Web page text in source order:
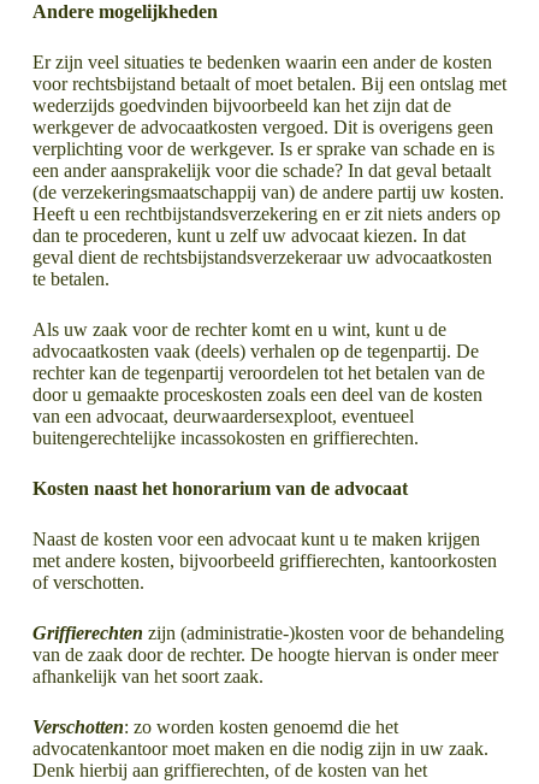
Andere mogelijkheden
Er zijn veel situaties te bedenken waarin een ander de kosten
voor rechtsbijstand betaalt of moet betalen. Bij een ontslag met
wederzijds goedvinden bijvoorbeeld kan het zijn dat de
werkgever de advocaatkosten vergoed. Dit is overigens geen
verplichting voor de werkgever. Is er sprake van schade en is
een ander aansprakelijk voor die schade? In dat geval betaalt
(de verzekeringsmaatschappij van) de andere partij uw kosten.
Heeft u een rechtbijstandsverzekering en er zit niets anders op
dan te procederen, kunt u zelf uw advocaat kiezen. In dat
geval dient de rechtsbijstandsverzekeraar uw advocaatkosten
te betalen.
Als uw zaak voor de rechter komt en u wint, kunt u de
advocaatkosten vaak (deels) verhalen op de tegenpartij. De
rechter kan de tegenpartij veroordelen tot het betalen van de
door u gemaakte proceskosten zoals een deel van de kosten
van een advocaat, deurwaardersexploot, eventueel
buitengerechtelijke incassokosten en griffierechten.
Kosten naast het honorarium van de advocaat
Naast de kosten voor een advocaat kunt u te maken krijgen
met andere kosten, bijvoorbeeld griffierechten, kantoorkosten
of verschotten.
Griffierechten zijn (administratie-)kosten voor de behandeling
van de zaak door de rechter. De hoogte hiervan is onder meer
afhankelijk van het soort zaak.
Verschotten: zo worden kosten genoemd die het
advocatenkantoor moet maken en die nodig zijn in uw zaak.
Denk hierbij aan griffierechten, of de kosten van het